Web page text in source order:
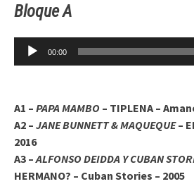
Bloque A
Reproductor
00:00
A1 – PAPA MAMBO – TIPLENA –
A2 – JANE BUNNETT & MAQUEQUE–
2016
A3 –ALFONSO DEIDDA Y CUBAN
HERMANO? – Cuban